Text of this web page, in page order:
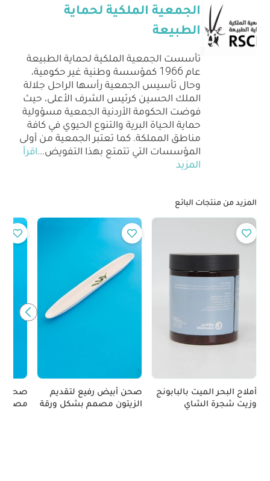
الجمعية الملكية لحماية
الطبيعة
تأسست الجمعية الملكية لحماية الطبيعة
عام 1966 كمؤسسة وطنية غير حكومية،
وحال تأسيس الجمعية رأسها الراحل جلالة
الملك الحسين كرئيس الشرف الأعلى، حيث
فوضت الحكومة الأردنية الجمعية مسؤولية
حماية الحياة البرية والتنوع الحيوي في كافة
مناطق المملكة. كما تعتبر الجمعية من أولى
المؤسسات التي تتمتع بهذا التفويض...اقرأ
المزيد
المزيد من منتجات البائع
أملاح البحر الميت بالبابونج
وزيت شجرة الشاي
صحن أبيض رفيع لتقديم
الزيتون مصمم بشكل ورقة
صحن
مصنوع